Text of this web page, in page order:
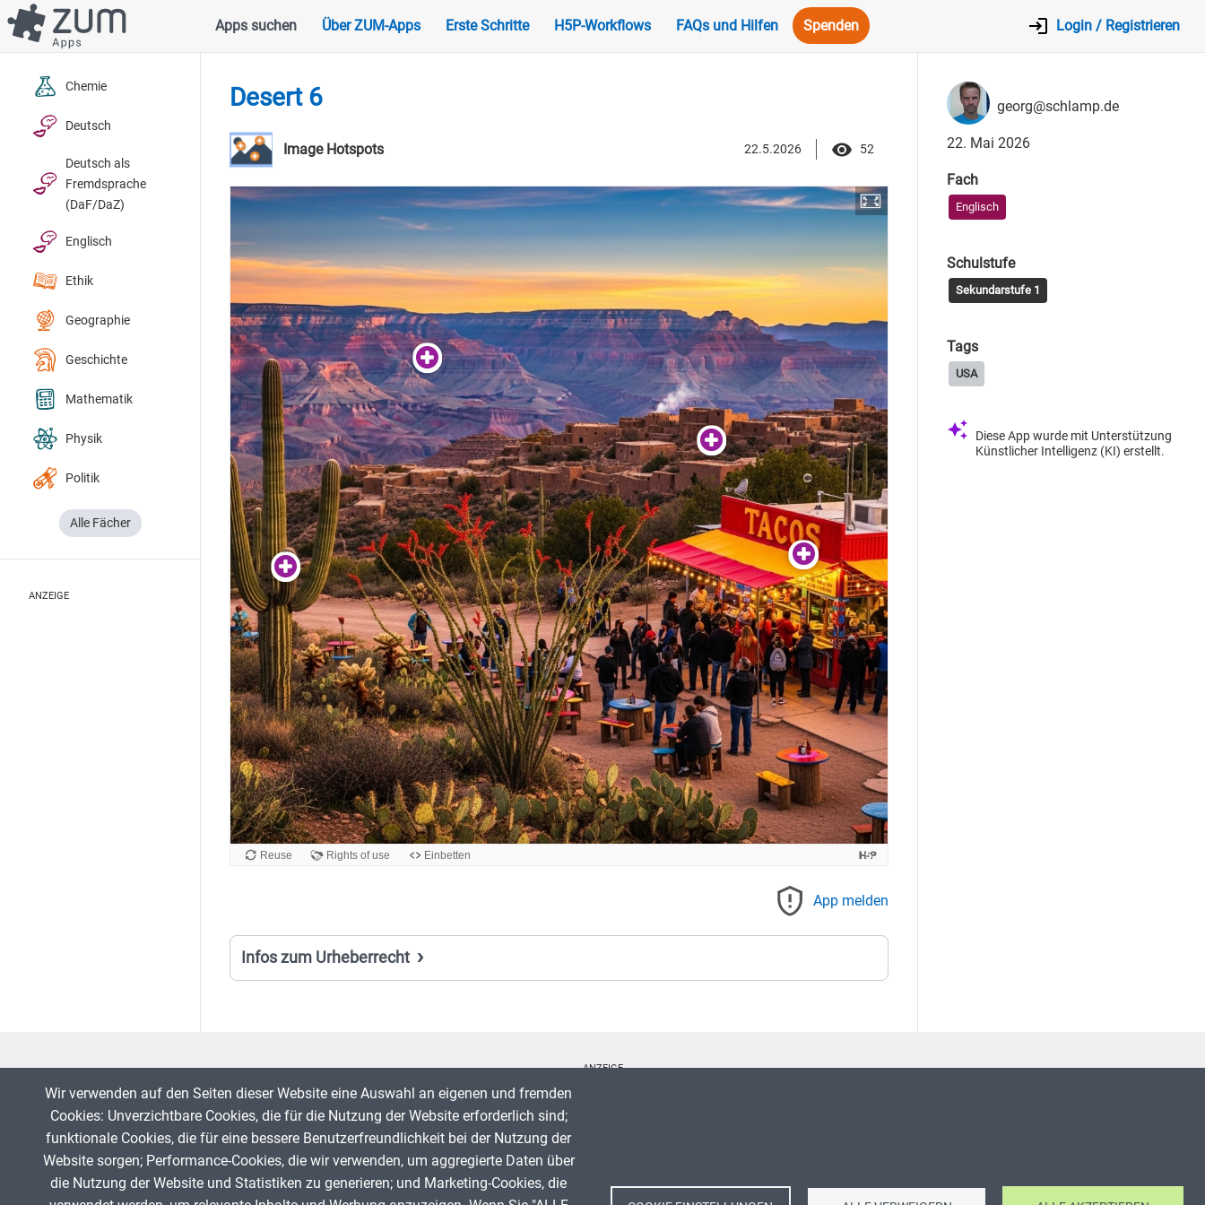
Direkt
zum
Inhalt
Hauptnavigation
Apps suchen Über ZUM-Apps Erste Schritte H5P-Workflows FAQs und Hilfen Spenden Login / Registrieren
Chemie
Deutsch
Deutsch als
Fremdsprache
(DaF/DaZ)
Englisch
Ethik
Geographie
Geschichte
Mathematik
Physik
Politik
Alle Fächer
ANZEIGE
Desert 6
Image Hotspots 22.5.2026 52
App melden
Infos zum Urheberrecht
Lizenz:Attribution 4.0 International (CC BY 4.0)
Quelle:http://me.schlamp.de/
georg@schlamp.de
22. Mai 2026
Fach
Englisch
Schulstufe
Sekundarstufe 1
Tags
USA
Diese App wurde mit Unterstützung
Künstlicher Intelligenz (KI) erstellt.
ANZEIGE
Fußzeile
Impressum
Wir verwenden auf den Seiten dieser Website eine Auswahl an eigenen und fremden
Cookies: Unverzichtbare Cookies, die für die Nutzung der Website erforderlich sind;
funktionale Cookies, die für eine bessere Benutzerfreundlichkeit bei der Nutzung der
Website sorgen; Performance-Cookies, die wir verwenden, um aggregierte Daten über
die Nutzung der Website und Statistiken zu generieren; und Marketing-Cookies, die